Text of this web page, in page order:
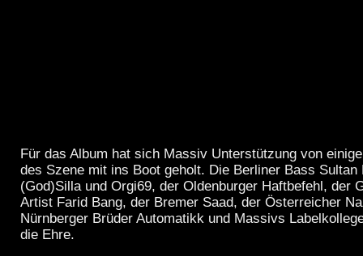
Für das Album hat sich Massiv Unterstützung von
des Szene mit ins Boot geholt. Die Berliner Bass
(God)Silla und Orgi69, der Oldenburger Haftbefehl, der
Artist Farid Bang, der Bremer Saad, der Österreicher
Nürnberger Brüder Automatikk und Massivs
die Ehre.